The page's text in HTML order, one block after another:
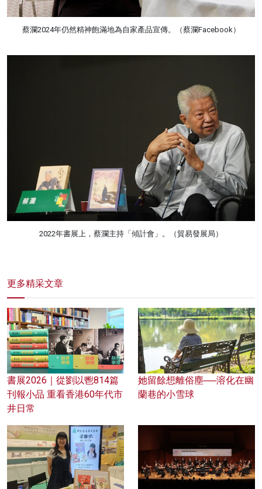
蔡瀾2024年仍然精神飽滿地為自家產品宣傳。（蔡瀾Facebook）
2022年書展上，蔡瀾主持「傾計會」。（貿易發展局）
更多精采文章
書展2026｜從劉以鬯814篇
刊報小品 重看香港60年代市
井日常
她留餘想離俗塵──溶化在幽
蘭巷的小雪球